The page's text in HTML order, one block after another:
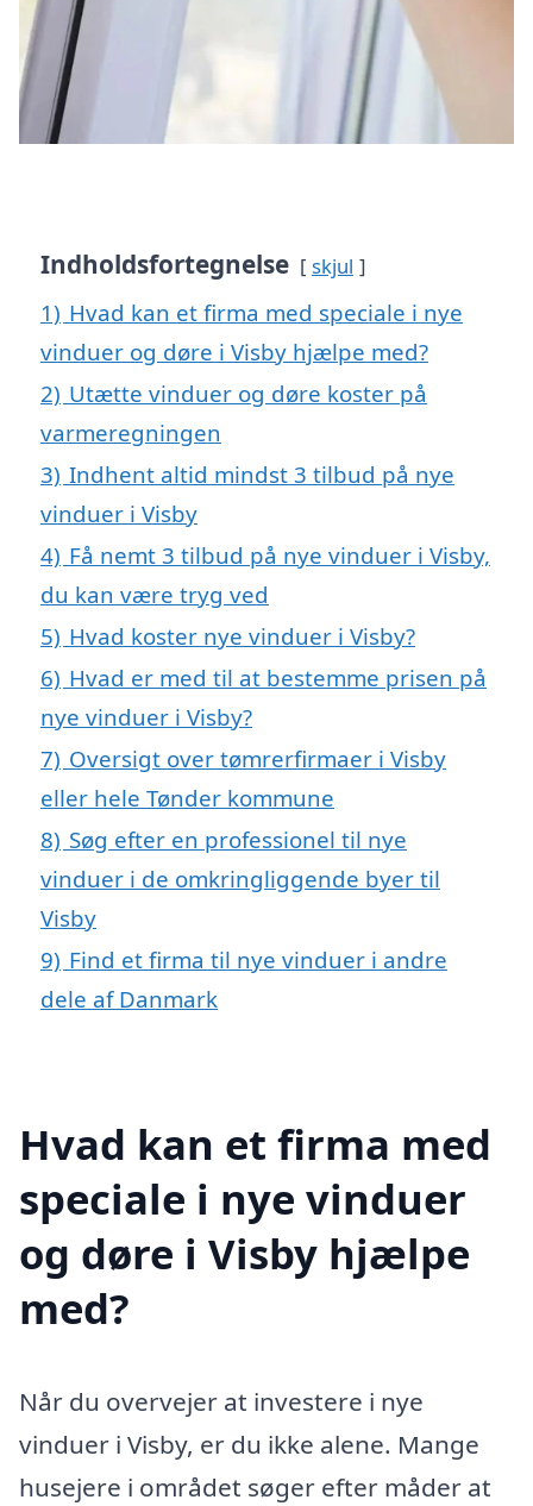
Indholdsfortegnelse skjul
1) Hvad kan et firma med speciale i nye
vinduer og døre i Visby hjælpe med?
2) Utætte vinduer og døre koster på
varmeregningen
3) Indhent altid mindst 3 tilbud på nye
vinduer i Visby
4) Få nemt 3 tilbud på nye vinduer i Visby,
du kan være tryg ved
5) Hvad koster nye vinduer i Visby?
6) Hvad er med til at bestemme prisen på
nye vinduer i Visby?
7) Oversigt over tømrerfirmaer i Visby
eller hele Tønder kommune
8) Søg efter en professionel til nye
vinduer i de omkringliggende byer til
Visby
9) Find et firma til nye vinduer i andre
dele af Danmark
Hvad kan et firma med
speciale i nye vinduer
og døre i Visby hjælpe
med?
Når du overvejer at investere i nye
vinduer i Visby, er du ikke alene. Mange
husejere i området søger efter måder at